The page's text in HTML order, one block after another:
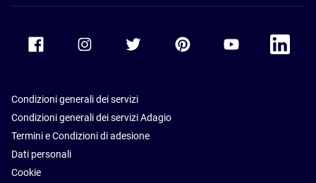
Accor Facebook Accor TwitterAccor PinterestAccor Youtube
Accor
Condizioni generali dei servizi
Condizioni generali dei servizi Adagio
Termini e Condizioni di adesione
Dati personali
Cookie